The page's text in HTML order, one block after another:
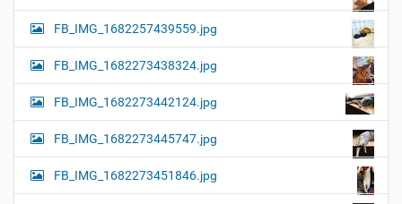
FB_IMG_1682257439559.jpg
FB_IMG_1682273438324.jpg
FB_IMG_1682273442124.jpg
FB_IMG_1682273445747.jpg
FB_IMG_1682273451846.jpg